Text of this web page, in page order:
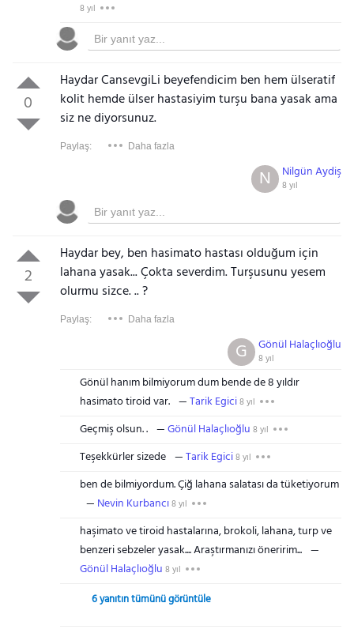
8 yıl
0
Haydar CansevgiLi beyefendicim ben hem ülseratif
kolit hemde ülser hastasiyim turşu bana yasak ama
siz ne diyorsunuz.
Paylaş: Daha fazla
Nilgün Aydiş
8 yıl
N
2
Haydar bey, ben hasimato hastası olduğum için
lahana yasak... Çokta severdim. Turşusunu yesem
olurmu sizce. .. ?
Paylaş: Daha fazla
Gönül Halaçlıoğlu
8 yıl
G
Gönül hanım bilmiyorum dum bende de 8 yıldır
hasimato tiroid var.
Tarik Egici8 yıl
Geçmiş olsun. . Gönül Halaçlıoğlu 8 yıl
Teşekkürler sizede Tarik Egici8 yıl
ben de bilmiyordum. Çiğ lahana salatası da tüketiyorum
Nevin Kurbancı8 yıl
haşimato ve tiroid hastalarına, brokoli, lahana, turp ve
benzeri sebzeler yasak.... Araştırmanızı öneririm...
Gönül Halaçlıoğlu 8 yıl
6 yanıtın tümünü görüntüle